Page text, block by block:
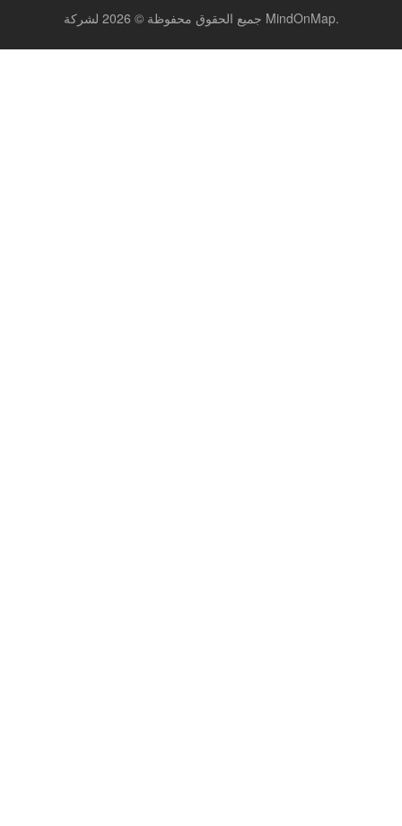
جميع الحقوق محفوظة © 2026 لشركة MindOnMap.